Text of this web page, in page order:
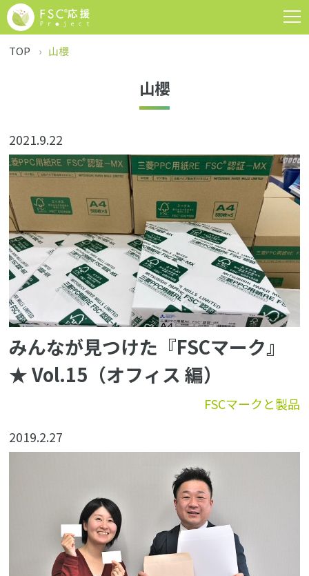
TOP 山櫻
山櫻
2021.9.22
FSCマークと製品
みんなが見つけた『FSCマーク』
★ Vol.15（オフィス 編）
2019.2.27